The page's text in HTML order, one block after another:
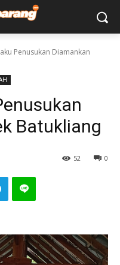
Penusukan Diamankan
Batukliang
0
52